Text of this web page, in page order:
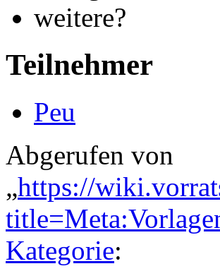
weitere?
Teilnehmer
Peu
Abgerufen von
„https://
Kategorie: